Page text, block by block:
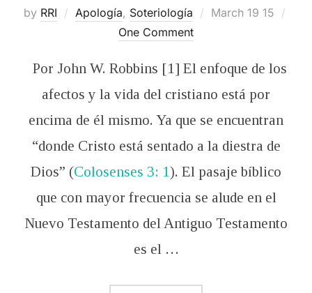
by RRI Apología, Soteriología
Posted
March 19 15
One Comment
Por John W. Robbins [1] El enfoque de los
afectos y la vida del cristiano está por
encima de él mismo. Ya que se encuentran
“donde Cristo está sentado a la diestra de
Dios” (Colosenses 3: 1). El pasaje bíblico
que con mayor frecuencia se alude en el
Nuevo Testamento del Antiguo Testamento
es el …